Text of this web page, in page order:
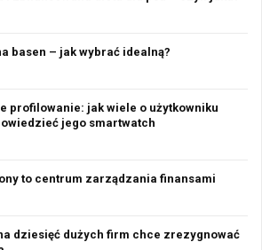
basen – jak wybrać idealną?
profilowanie: jak wiele o użytkowniku
jego smartwatch
to centrum zarządzania finansami
dziesięć dużych firm chce zrezygnować